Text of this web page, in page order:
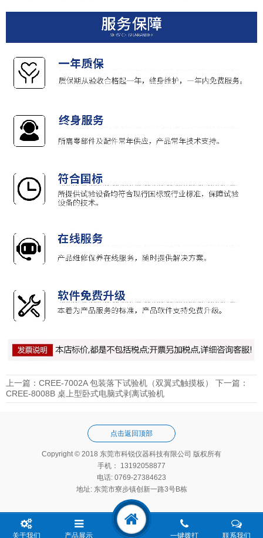
上一篇： CREE-7002A 包装落下试验机（双翼式触摸板）
下一篇：
CREE-8008B 桌上型卧式电脑式剥离试验机
点击返回顶部
Copyright © 2018 东莞市科锐仪器科技有限公司 版权所有
手机： 13192058877
电话: 0769-27384623
地址: 东莞市寮步镇创新一路3号B栋
关于我们 产品展示 联系我们
一键拨打